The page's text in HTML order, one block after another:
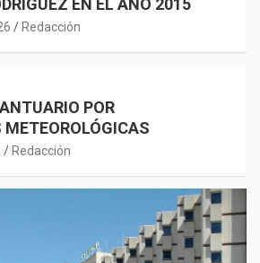
EN EL AÑO 2015
Redacción
POR
Redacción